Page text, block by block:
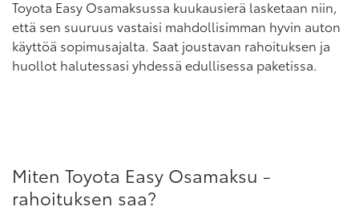
Toyota Easy Osamaksussa kuukausierä lasketaan niin,
että sen suuruus vastaisi mahdollisimman hyvin auton
käyttöä sopimusajalta. Saat joustavan rahoituksen ja
huollot halutessasi yhdessä edullisessa paketissa.
Miten Toyota Easy Osamaksu -
rahoituksen saa?